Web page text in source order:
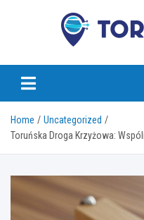
Home
Uncategorized
Toruńska Droga Krzyżowa: